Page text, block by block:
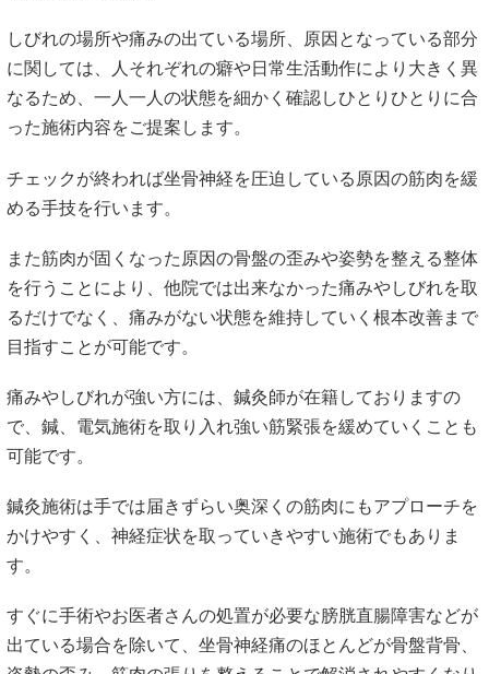
しびれの場所や痛みの出ている場所、原因となっている部分
に関しては、人それぞれの癖や日常生活動作により大きく異
なるため、一人一人の状態を細かく確認しひとりひとりに合
った施術内容をご提案します。
チェックが終われば坐骨神経を圧迫している原因の筋肉を緩
める手技を行います。
また筋肉が固くなった原因の骨盤の歪みや姿勢を整える整体
を行うことにより、他院では出来なかった痛みやしびれを取
るだけでなく、痛みがない状態を維持していく根本改善まで
目指すことが可能です。
痛みやしびれが強い方には、鍼灸師が在籍しておりますの
で、鍼、電気施術を取り入れ強い筋緊張を緩めていくことも
可能です。
鍼灸施術は手では届きずらい奥深くの筋肉にもアプローチを
かけやすく、神経症状を取っていきやすい施術でもありま
す。
すぐに手術やお医者さんの処置が必要な膀胱直腸障害などが
出ている場合を除いて、坐骨神経痛のほとんどが骨盤背骨、